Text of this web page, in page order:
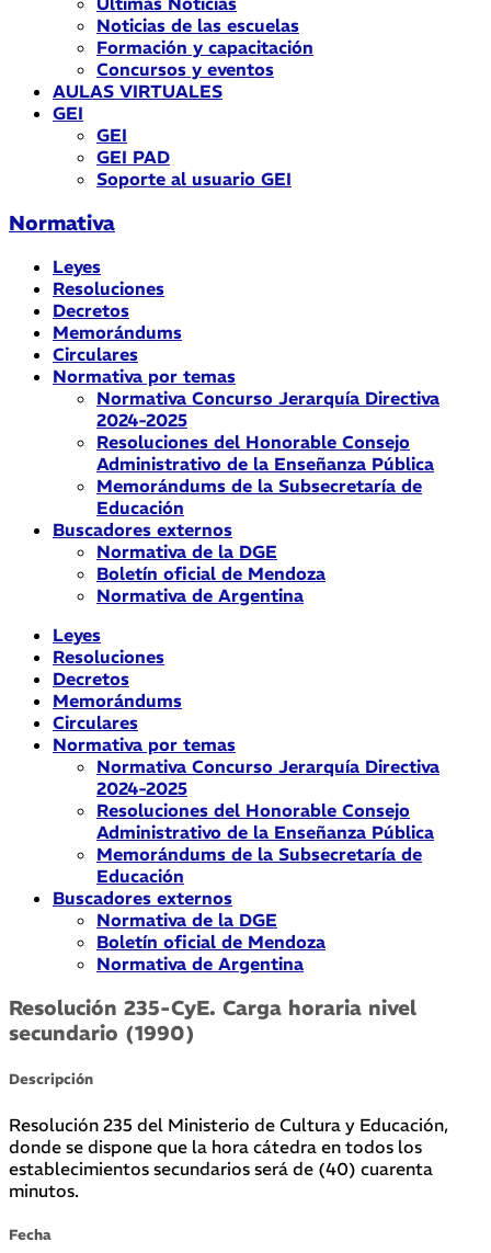
Noticias de las escuelas
Formación y capacitación
Concursos y eventos
AULAS VIRTUALES
GEI
GEI
GEI PAD
Soporte al usuario GEI
Normativa
Leyes
Resoluciones
Decretos
Memorándums
Circulares
Normativa por temas
Normativa Concurso Jerarquía Directiva
2024-2025
Resoluciones del Honorable Consejo
Administrativo de la Enseñanza Pública
Memorándums de la Subsecretaría de
Educación
Buscadores externos
Normativa de la DGE
Boletín oficial de Mendoza
Normativa de Argentina
Leyes
Resoluciones
Decretos
Memorándums
Circulares
Normativa por temas
Normativa Concurso Jerarquía Directiva
2024-2025
Resoluciones del Honorable Consejo
Administrativo de la Enseñanza Pública
Memorándums de la Subsecretaría de
Educación
Buscadores externos
Normativa de la DGE
Boletín oficial de Mendoza
Normativa de Argentina
Resolución 235-CyE. Carga horaria nivel
secundario (1990)
Descripción
Resolución 235 del Ministerio de Cultura y Educación,
donde se dispone que la hora cátedra en todos los
establecimientos secundarios será de (40) cuarenta
minutos.
Fecha